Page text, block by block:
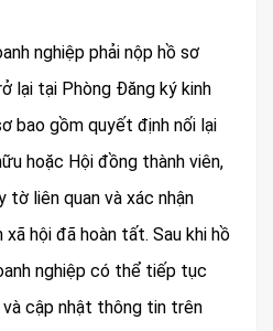
nghiệp phải nộp hồ sơ
lại tại Phòng Đăng ký kinh
bao gồm quyết định nối lại
hoặc Hội đồng thành viên,
tờ liên quan và xác nhận
hội đã hoàn tất. Sau khi hồ
nghiệp có thể tiếp tục
cập nhật thông tin trên